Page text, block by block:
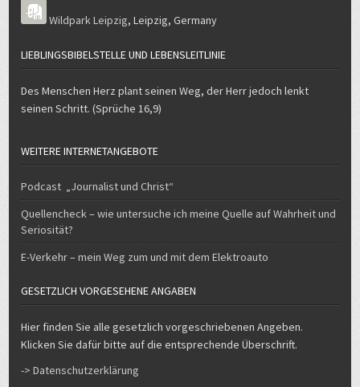
Wildpark Leipzig,Leipzig,Germany
LIEBLINGSBIBELSTELLE UND LEBENSLEITLINIE
Des Menschen Herz plant seinen Weg, der Herr jedoch lenkt
seinen Schritt. (Sprüche 16,9)
WEITERE INTERNETANGEBOTE
Podcast „Journalist und Christ“
Quellencheck – wie untersuche ich meine Quelle auf Wahrheit und
Seriosität?
E-Verkehr – mein Weg zum und mit dem Elektroauto
GESETZLICH VORGESEHENE ANGABEN
Hier finden Sie alle gesetzlich vorgeschriebenen Angeben.
Klicken Sie dafür bitte auf die entsprechende Überschrift.
-> Datenschutzerklärung